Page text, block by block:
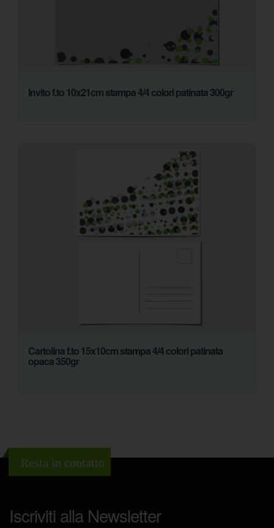
Invito f.to 10x21cm stampa 4/4 colori patinata 300gr
Cartolina f.to 15x10cm stampa 4/4 colori patinata
opaca 350gr
Resta in contatto
Iscriviti alla Newsletter